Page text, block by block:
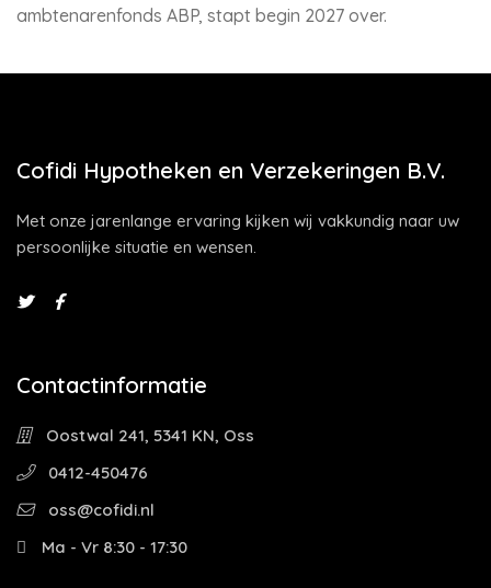
ambtenarenfonds ABP, stapt begin 2027 over.
Cofidi Hypotheken en Verzekeringen B.V.
Met onze jarenlange ervaring kijken wij vakkundig naar uw
persoonlijke situatie en wensen.
Contactinformatie
Oostwal 241, 5341 KN, Oss
0412-450476
oss@cofidi.nl
Ma - Vr 8:30 - 17:30